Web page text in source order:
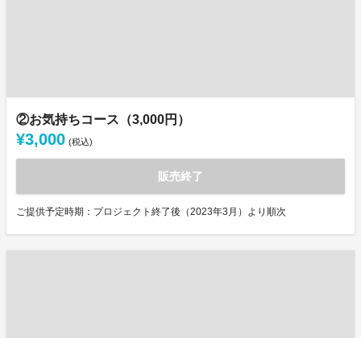
②お気持ちコース（3,000円）
¥3,000 (税込)
販売終了
ご提供予定時期：プロジェクト終了後（2023年3月）より順次